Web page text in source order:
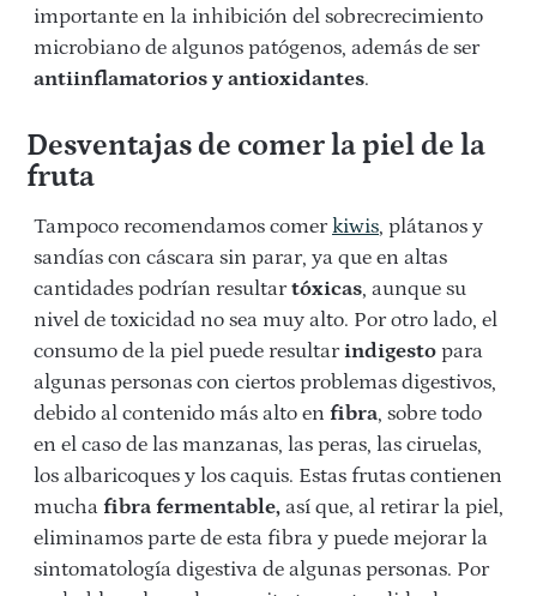
importante en la inhibición del sobrecrecimiento
microbiano de algunos patógenos, además de ser
antiinflamatorios y antioxidantes.
Desventajas de comer la piel de la
fruta
Tampoco recomendamos comerkiwis, plátanos y
sandías con cáscara sin parar, ya que en altas
cantidades podrían resultartóxicas, aunque su
nivel de toxicidad no sea muy alto. Por otro lado, el
consumo de la piel puede resultarindigesto para
algunas personas con ciertos problemas digestivos,
debido al contenido más alto en fibra, sobre todo
en el caso de las manzanas, las peras, las ciruelas,
los albaricoques y los caquis. Estas frutas contienen
mucha fibra fermentable, así que, al retirar la piel,
eliminamos parte de esta fibra y puede mejorar la
sintomatología digestiva de algunas personas. Por